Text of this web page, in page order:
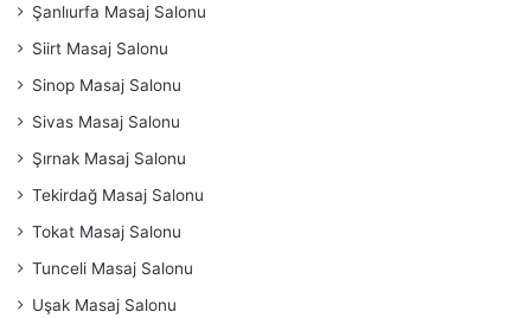
Şanlıurfa Masaj Salonu
Siirt Masaj Salonu
Sinop Masaj Salonu
Sivas Masaj Salonu
Şırnak Masaj Salonu
Tekirdağ Masaj Salonu
Tokat Masaj Salonu
Tunceli Masaj Salonu
Uşak Masaj Salonu